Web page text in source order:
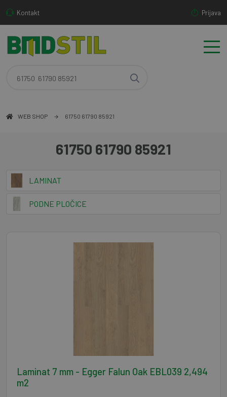
Kontakt Prijava
WEB SHOP 61750 61790 85921
61750 61790 85921
LAMINAT
PODNE PLOČICE
Laminat 7 mm - Egger Falun Oak EBL039 2,494
m2